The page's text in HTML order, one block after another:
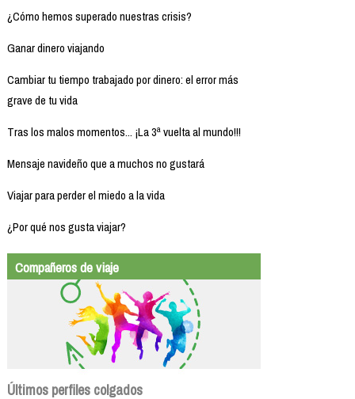
¿Cómo hemos superado nuestras crisis?
Ganar dinero viajando
Cambiar tu tiempo trabajado por dinero: el error más
grave de tu vida
Tras los malos momentos... ¡La 3ª vuelta al mundo!!!
Mensaje navideño que a muchos no gustará
Viajar para perder el miedo a la vida
¿Por qué nos gusta viajar?
Compañeros de viaje
Últimos perfiles colgados